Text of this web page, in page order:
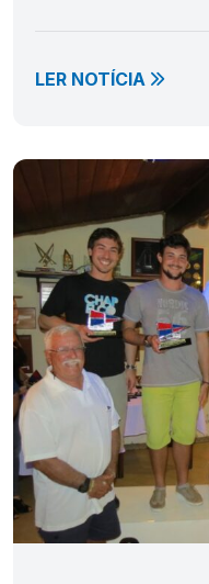
LER NOTÍCIA